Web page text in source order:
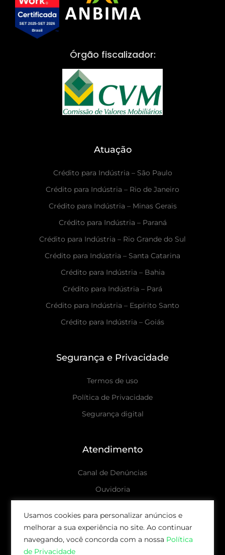
Usamos cookies para personalizar anúncios e
melhorar a sua experiência no site. Ao continuar
navegando, você concorda com a nossa Política
de Privacidade
Órgão fiscalizador:
Atuação
Crédito para Indústria – São Paulo
Crédito para Indústria – Rio de Janeiro
Crédito para Indústria – Minas Gerais
Crédito para Indústria – Paraná
Crédito para Indústria – Rio Grande do Sul
Crédito para Indústria – Santa Catarina
Crédito para Indústria – Bahia
Crédito para Indústria – Pará
Crédito para Indústria – Espírito Santo
Crédito para Indústria – Goiás
Segurança e Privacidade
Termos de uso
Política de Privacidade
Segurança digital
Atendimento
Canal de Denúncias
Ouvidoria
© 2026 AUDAX CAPITAL | TODOS OS DIREITOS